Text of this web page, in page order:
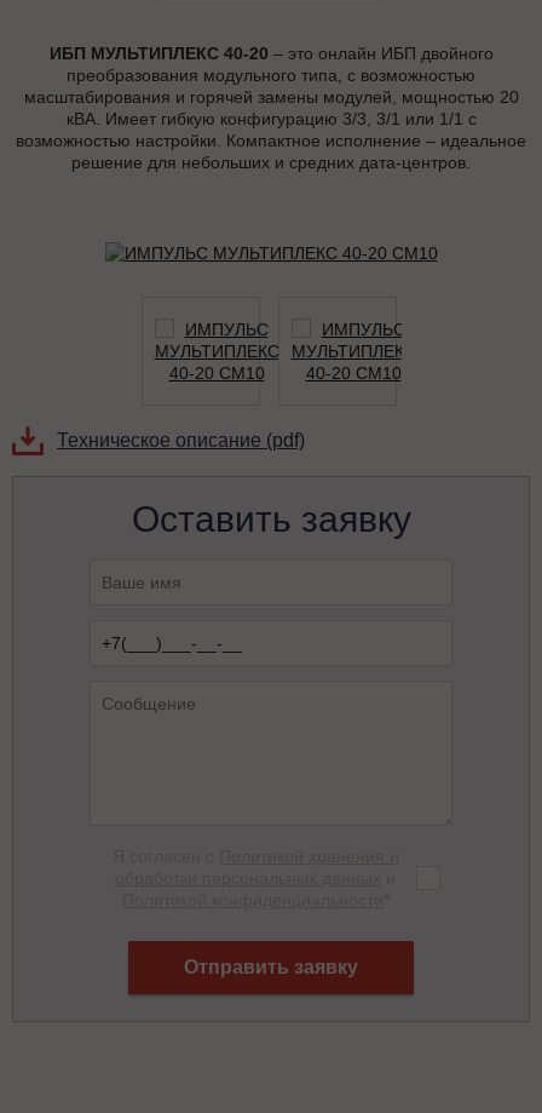
ИБП МУЛЬТИПЛЕКС 40-20 – это онлайн ИБП двойного
преобразования модульного типа, с возможностью
масштабирования и горячей замены модулей, мощностью 20
кВА. Имеет гибкую конфигурацию 3/3, 3/1 или 1/1 с
возможностью настройки. Компактное исполнение – идеальное
решение для небольших и средних дата-центров.
Техническое описание (pdf)
Оставить заявку
Отправить заявку